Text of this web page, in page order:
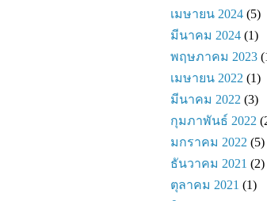
เมษายน 2024 (5)
มีนาคม 2024 (1)
พฤษภาคม 2023
เมษายน 2022 (1)
มีนาคม 2022 (3)
กุมภาพันธ์ 2022
มกราคม 2022 (5)
ธันวาคม 2021 (2)
ตุลาคม 2021 (1)